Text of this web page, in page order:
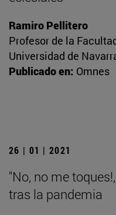
Ramiro Pellitero
Profesor de la
Universidad de
Publicado en: Omnes
26 | 01 | 2021
"No, no me
tras la pandemia